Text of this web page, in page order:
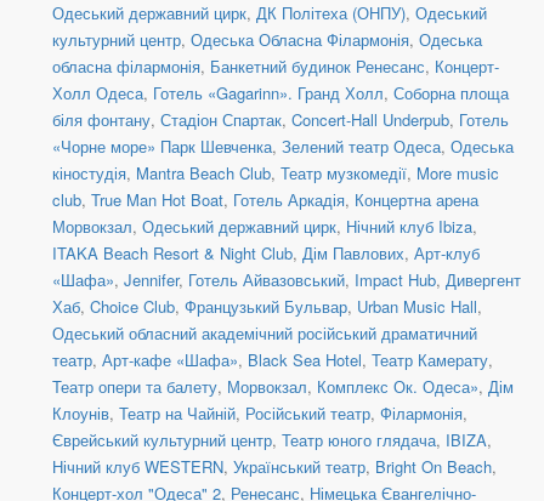
Одеський державний цирк, ДК Політеха (ОНПУ), Одеський
культурний центр, Одеська Обласна Філармонія, Одеська
обласна філармонія, Банкетний будинок Ренесанс, Концерт-
Холл Одеса, Готель «Gagarinn». Гранд Холл, Соборна площа
біля фонтану, Стадіон Спартак, Concert-Hall Underpub, Готель
«Чорне море» Парк Шевченка, Зелений театр Одеса, Одеська
кіностудія, Mantra Beach Club, Театр музкомедії, More music
club, True Man Hot Boat, Готель Аркадія, Концертна арена
Морвокзал, Одеський державний цирк, Нічний клуб Ibiza,
ITAKA Beach Resort & Night Club, Дім Павлових, Арт-клуб
«Шафа», Jennifer, Готель Айвазовський, Impact Hub, Дивергент
Хаб, Choice Club, Французький Бульвар, Urban Music Hall,
Одеський обласний академічний російський драматичний
театр, Арт-кафе «Шафа», Black Sea Hotel, Театр Камерату,
Театр опери та балету, Морвокзал, Комплекс Ок. Одеса», Дім
Клоунів, Театр на Чайній, Російський театр, Філармонія,
Єврейський культурний центр, Театр юного глядача, IBIZA,
Нічний клуб WESTERN, Український театр, Bright On Beach,
Концерт-хол "Одеса" 2, Ренесанс, Німецька Євангелічно-